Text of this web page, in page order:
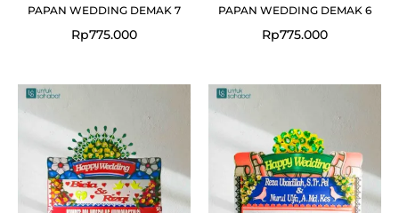
PAPAN WEDDING DEMAK 7
Rp775.000
PAPAN WEDDING DEMAK 6
Rp775.000